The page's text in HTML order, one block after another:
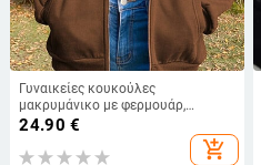
Γυναικείες κουκούλες
μακρυμάνικο με φερμουάρ,
μονόχρωμες κουκούλες, κομψό,
άνετο φούτερ Φθινοπωρινό μαύρο
λευκό γυναικείο μπλουζάκι με
24.90 €
add_shopping_cart